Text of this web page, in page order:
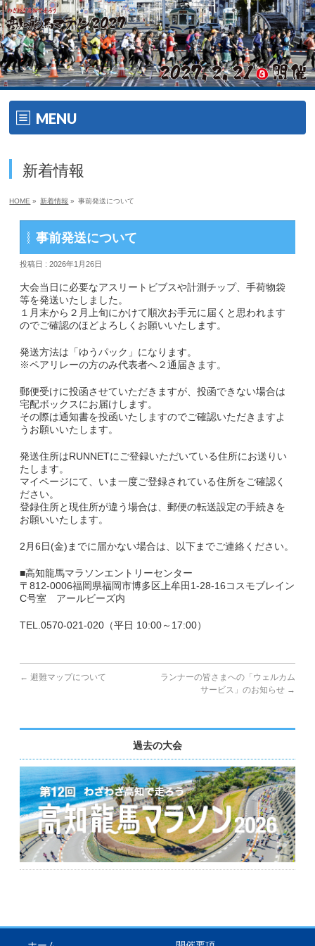
MENU
大会の特徴
エイドメニュー
エントリー
コース（給水、関門等）
アクセス
Q&A
お問い合わせ
新着情報
HOME » 新着情報 » 事前発送について
事前発送について
投稿日 : 2026年1月26日
大会当日に必要なアスリートビブスや計測チップ、手荷物袋
等を発送いたしました。
１月末から２月上旬にかけて順次お手元に届くと思われます
のでご確認のほどよろしくお願いいたします。
発送方法は「ゆうパック」になります。
※ペアリレーの方のみ代表者へ２通届きます。
郵便受けに投函させていただきますが、投函できない場合は
宅配ボックスにお届けします。
その際は通知書を投函いたしますのでご確認いただきますよ
うお願いいたします。
発送住所はRUNNETにご登録いただいている住所にお送りい
たします。
マイページにて、いま一度ご登録されている住所をご確認く
ださい。
登録住所と現住所が違う場合は、郵便の転送設定の手続きを
お願いいたします。
2月6日(金)までに届かない場合は、以下までご連絡ください。
■高知龍馬マラソンエントリーセンター
〒812-0006福岡県福岡市博多区上牟田1-28-16コスモブレイン
C号室 アールビーズ内
TEL.0570-021-020（平日 10:00～17:00）
← 避難マップについて
ランナーの皆さまへの「ウェルカム
サービス」のお知らせ →
過去の大会